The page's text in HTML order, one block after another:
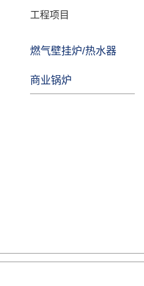
工程项目
燃气壁挂炉/热水器
商业锅炉